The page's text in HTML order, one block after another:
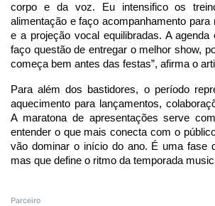
corpo e da voz. Eu intensifico os
alimentação e faço acompanhamento para
e a projeção vocal equilibradas. A
faço questão de entregar o melhor show,
começa bem antes das festas”, afirma o
Para além dos bastidores, o período
aquecimento para lançamentos,
A maratona de apresentações serve
entender o que mais conecta com o
vão dominar o início do ano. É uma fase
mas que define o ritmo da temporada
Parceiro